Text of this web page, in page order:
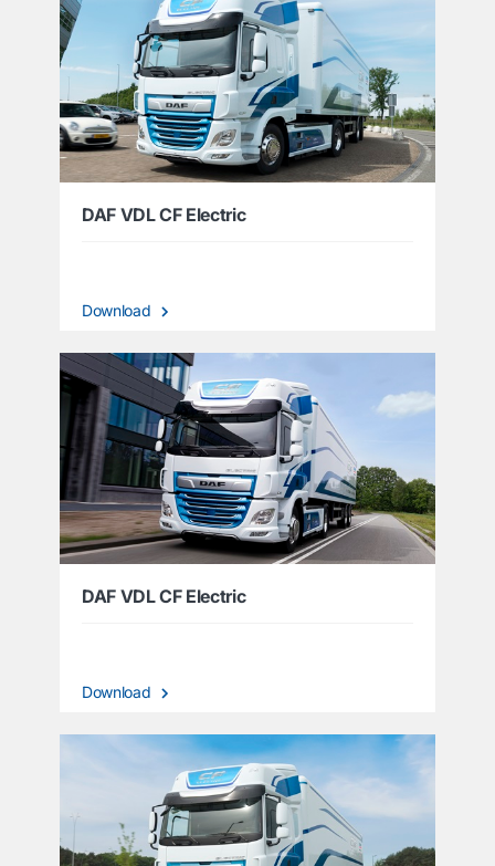
DAF VDL CF Electric
Download
DAF VDL CF Electric
Download